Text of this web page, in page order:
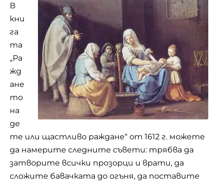
В
кни
га
та
„Ра
жд
ане
то
на
де
те или щастливо раждане“ от 1612 г. можете
да намерите следните съвети: трябва да
затворите всички прозорци и врати, да
сложите бавачката до огъня, да поставите